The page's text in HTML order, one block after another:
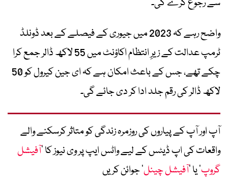
سے رجوع کرے گی۔
واضح رہے کہ 2023 میں جیوری کے فیصلے کے بعد ڈونلڈ
ٹرمپ عدالت کے زیرِ انتظام اکاؤنٹ میں 55 لاکھ ڈالر جمع کرا
چکے تھے، جس کے باعث امکان ہے کہ ای جین کیرول کو 50
لاکھ ڈالر کی رقم جلد ادا کر دی جائے گی۔
آپ اور آپ کے پیاروں کی روزمرہ زندگی کو متاثر کرسکنے والے
واقعات کی اپ ڈیٹس کے لیے واٹس ایپ پر وی نیوز کا ’آفیشل
گروپ‘ یا ’آفیشل چینل‘ جوائن کریں